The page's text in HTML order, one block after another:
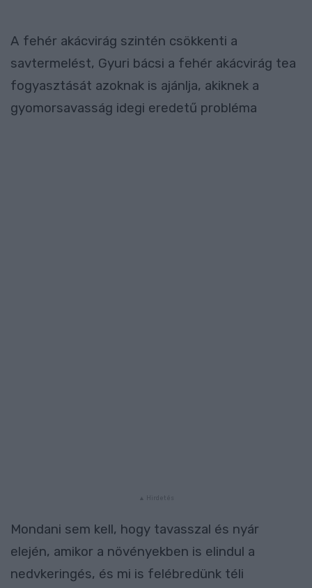
A fehér akácvirág szintén csökkenti a
savtermelést, Gyuri bácsi a fehér akácvirág tea
fogyasztását azoknak is ajánlja, akiknek a
gyomorsavasság idegi eredetű probléma
Mondani sem kell, hogy tavasszal és nyár
elején, amikor a növényekben is elindul a
nedvkeringés, és mi is felébredünk téli